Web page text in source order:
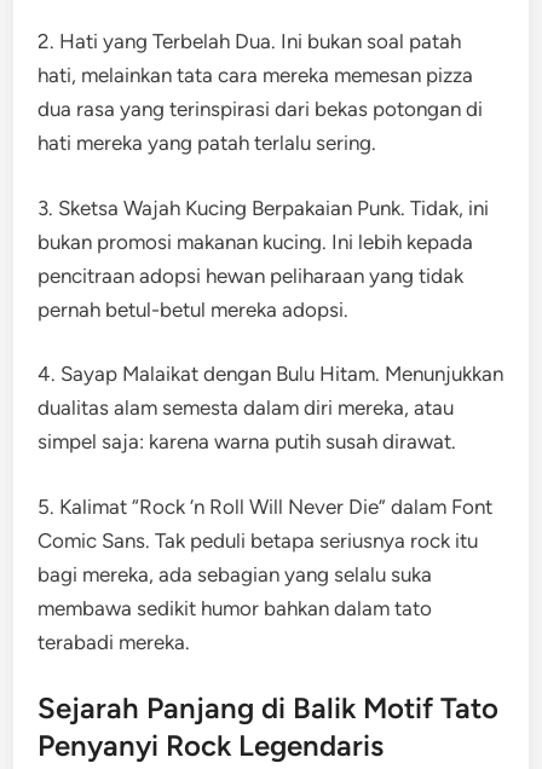
2. Hati yang Terbelah Dua. Ini bukan soal patah
hati, melainkan tata cara mereka memesan pizza
dua rasa yang terinspirasi dari bekas potongan di
hati mereka yang patah terlalu sering.
3. Sketsa Wajah Kucing Berpakaian Punk. Tidak, ini
bukan promosi makanan kucing. Ini lebih kepada
pencitraan adopsi hewan peliharaan yang tidak
pernah betul-betul mereka adopsi.
4. Sayap Malaikat dengan Bulu Hitam. Menunjukkan
dualitas alam semesta dalam diri mereka, atau
simpel saja: karena warna putih susah dirawat.
5. Kalimat “Rock ‘n Roll Will Never Die” dalam Font
Comic Sans. Tak peduli betapa seriusnya rock itu
bagi mereka, ada sebagian yang selalu suka
membawa sedikit humor bahkan dalam tato
terabadi mereka.
Sejarah Panjang di Balik Motif Tato
Penyanyi Rock Legendaris